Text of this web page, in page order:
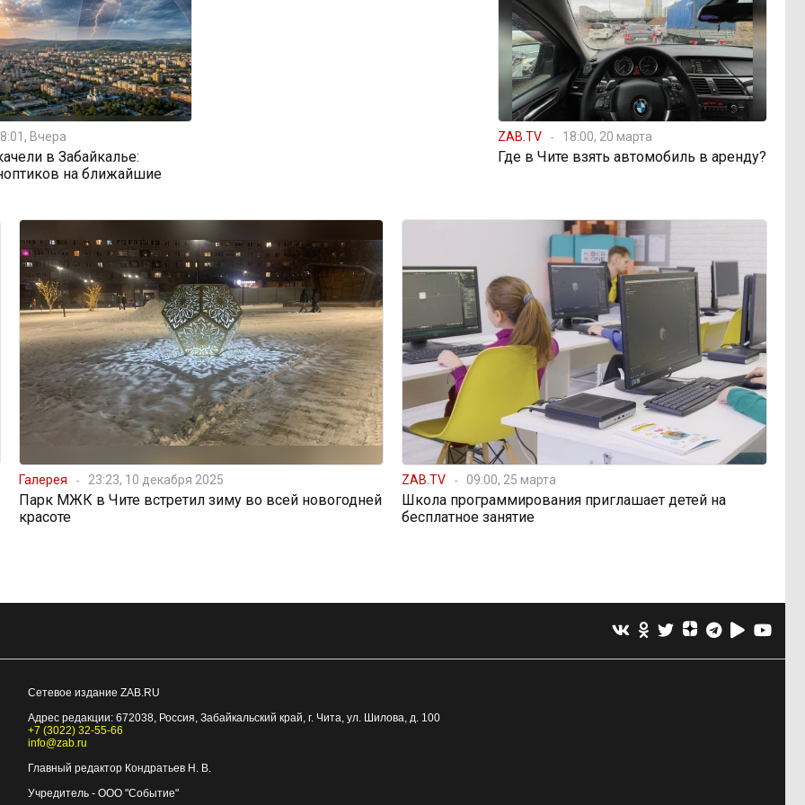
Вчера
в Забайкалье:
на ближайшие
ZAB.TV 18:00, 20 марта
Где в Чите взять автомобиль в аренду?
Галерея 23:23, 10 декабря 2025
Парк МЖК в Чите встретил зиму во всей новогодней
красоте
ZAB.TV 09:00, 25 марта
Школа программирования приглашает детей на
бесплатное занятие
Сетевое издание ZAB.RU
Адрес редакции: 672038, Россия, Забайкальский край, г. Чита, ул. Шилова, д. 100
+7 (3022) 32-55-66
info@zab.ru
Главный редактор Кондратьев Н. В.
Учредитель - ООО "Событие"